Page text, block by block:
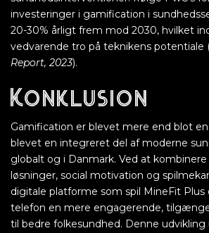
investeringer i gamification i
20-30% årligt frem mod 2030, hvilket
vedvarende tro på teknikens potentiale
Report, 2023).
Konklusion
Gamification er blevet mere end blot
blevet en integreret del af moderne
globalt og i Danmark. Ved at
løsninger, social motivation og
digitale platforme som spil MineFit Plus
telefon en mere engagerende,
til bedre folkesundhed. Denne